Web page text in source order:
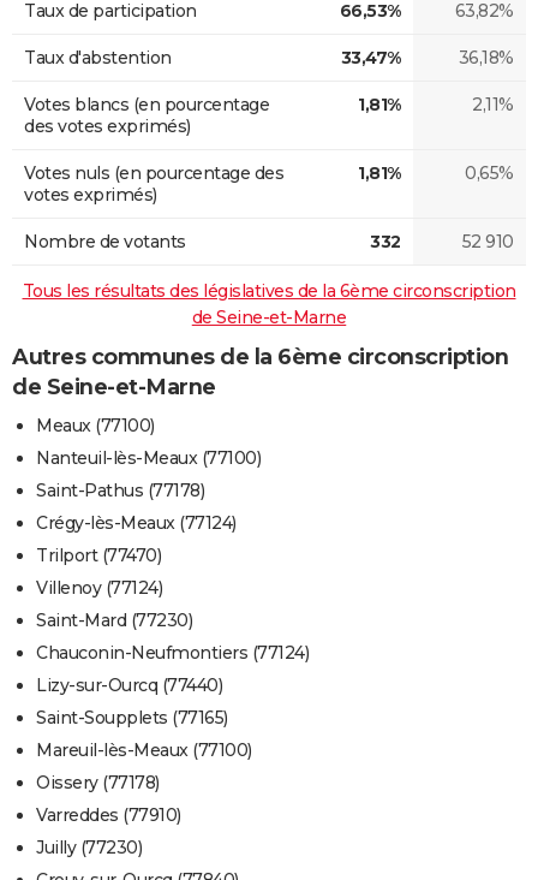
Taux de participation 66,53% 63,82%
Taux d'abstention 33,47% 36,18%
Votes blancs (en pourcentage
des votes exprimés)
1,81% 2,11%
Votes nuls (en pourcentage des
votes exprimés)
1,81% 0,65%
Nombre de votants 332 52 910
Tous les résultats des législatives de la 6ème circonscription
de Seine-et-Marne
Autres communes de la 6ème circonscription
de Seine-et-Marne
Meaux (77100)
Nanteuil-lès-Meaux (77100)
Saint-Pathus (77178)
Crégy-lès-Meaux (77124)
Trilport (77470)
Villenoy (77124)
Saint-Mard (77230)
Chauconin-Neufmontiers (77124)
Lizy-sur-Ourcq (77440)
Saint-Soupplets (77165)
Mareuil-lès-Meaux (77100)
Oissery (77178)
Varreddes (77910)
Juilly (77230)